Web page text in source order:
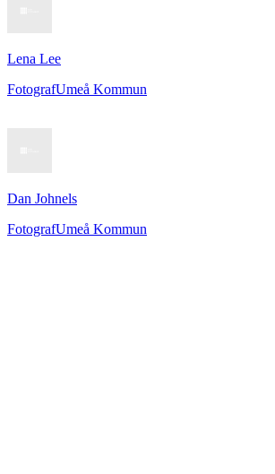
Lena Lee
FotografUmeå Kommun
Dan Johnels
FotografUmeå Kommun